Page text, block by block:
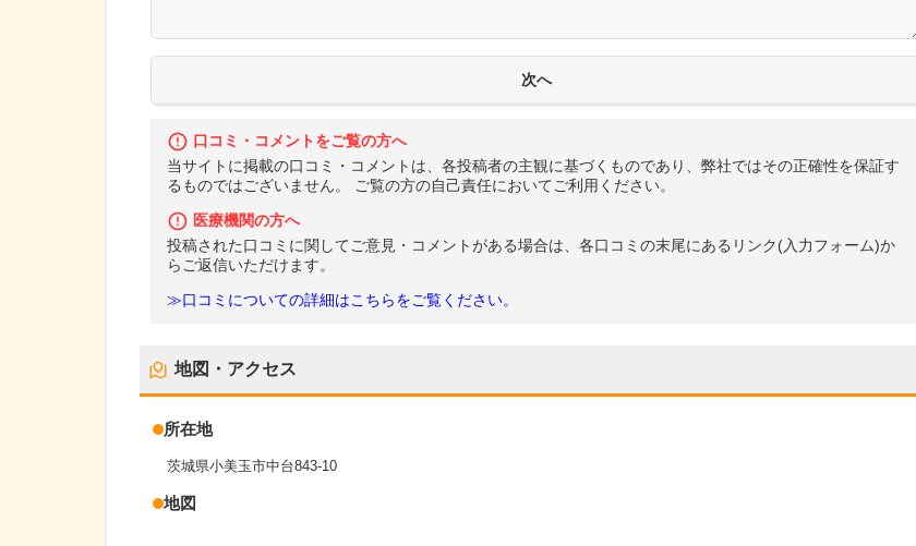
口コミ・コメントをご覧の方へ
当サイトに掲載の口コミ・コメントは、各投稿者の主観に基づくものであり、弊社ではその正確性を保証す
るものではございません。 ご覧の方の自己責任においてご利用ください。
医療機関の方へ
投稿された口コミに関してご意見・コメントがある場合は、各口コミの末尾にあるリンク(入力フォーム)か
らご返信いただけます。
≫口コミについての詳細はこちらをご覧ください。
地図・アクセス
所在地
茨城県小美玉市中台843-10
地図